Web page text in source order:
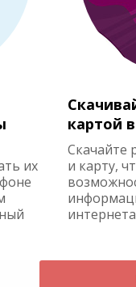
их
картой
Скачайте
и карту,